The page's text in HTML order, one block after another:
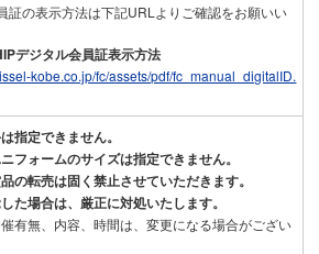
証の表示方法は下記URLよりご確認をお願いい
デジタル会員証表示方法
kobe.co.jp/fc/assets/pdf/fc_manual_digitalID.
指定できません。
フォームのサイズは指定できません。
の転売は固く禁止させていただきます。
た場合は、厳正に対処いたします。
催有無、内容、時間は、変更になる場合がござい